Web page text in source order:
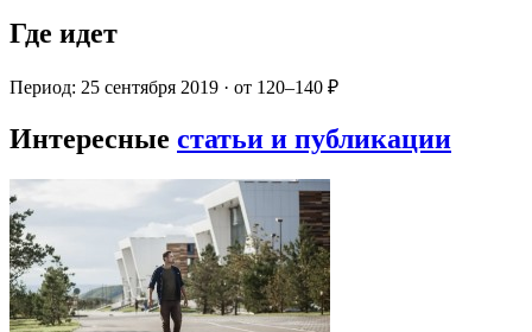
Где идет
Период: 25 сентября 2019 · от 120–140 ₽
Интересные статьи и публикации